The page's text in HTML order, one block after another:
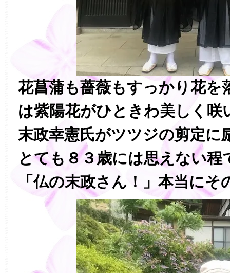
花菖蒲も薔薇もすっかり花を
は紫陽花がひときわ美しく咲
末政幸憲氏がツツジの剪定に
とても８３歳には思えない程
「仏の末政さん！」本当にそ